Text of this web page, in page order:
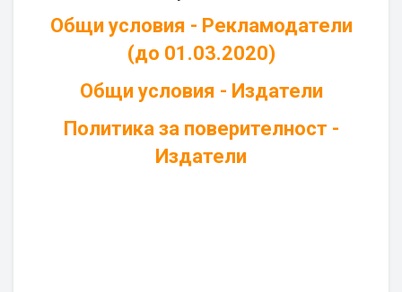
Общи условия - Рекламодатели
(до 01.03.2020)
Общи условия - Издатели
Политика за поверителност -
Издатели